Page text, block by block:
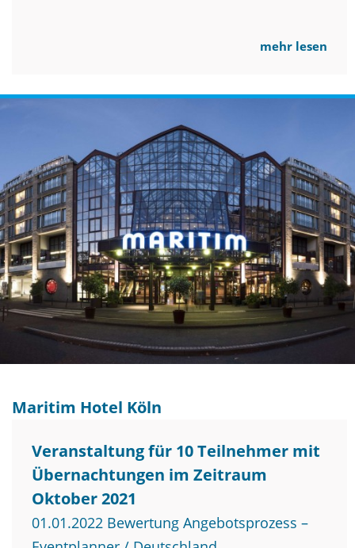
mehr lesen
Maritim Hotel Köln
Veranstaltung für 10 Teilnehmer mit
Übernachtungen im Zeitraum
Oktober 2021
01.01.2022 Bewertung Angebotsprozess –